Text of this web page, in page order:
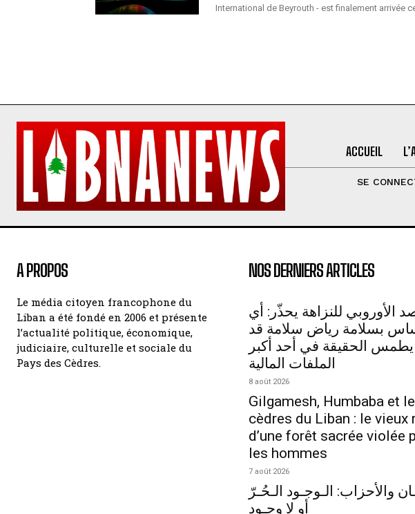
International de Beyrouth - est finalement arrivée
ACCUEIL
SE
A PROPOS
Le média citoyen francophone du
Liban a été fondé en 2006 et présente
l’actualité politique, économique,
judiciaire, culturelle et sociale du
Pays des Cèdres.
NOS DERNIERS ARTICLES
الأوروبي للنزاهة يحذّر: أي
بسلامة رياض سلامة قد
يطمس الحقيقة في أحد أكبر
الملفات المالية
8 août 2026
Gilgamesh, Humbaba et
cèdres du Liban : le vieux
d’une forêt sacrée violée
les hommes
7 août 2026
والأحزاب: الـوجـود الـحُـرّ
أو لا وجـود